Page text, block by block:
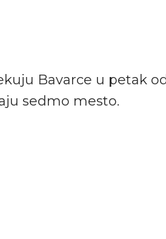
Bavarce u petak
sedmo mesto.